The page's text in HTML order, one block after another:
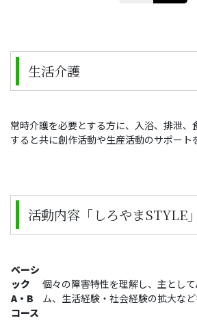
生活介護
常時介護を必要とする方に、入浴、排泄、
すると共に創作活動や生産活動のサポート
活動内容「しろやまSTYLE」
ベーシ
ック
A・B
コース
個々の障害特性を理解し、主とし
ム、生活経験・社会経験の拡大など